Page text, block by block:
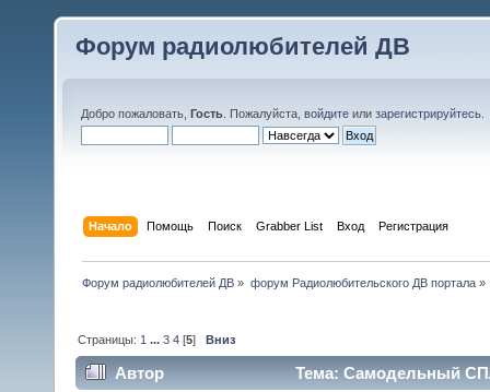
Форум радиолюбителей ДВ
Добро пожаловать, Гость . Пожалуйста, войдите или зарегистрируйтесь
Начало Помощь Поиск Grabber List Вход Регистрация
Форум радиолюбителей ДВ » форум Радиолюбительского ДВ портала»
Страницы: 1 ...3 4 [5]Вниз
Автор Тема: Самодельный